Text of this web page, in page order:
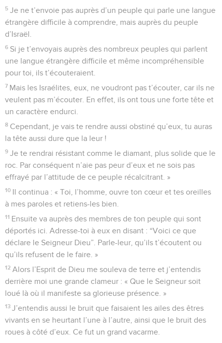
5 Je ne t’envoie pas auprès d’un peuple qui parle une langue
étrangère difficile à comprendre, mais auprès du peuple
d’Israël.
6 Si je t’envoyais auprès des nombreux peuples qui parlent
une langue étrangère difficile et même incompréhensible
pour toi, ils t’écouteraient.
7 Mais les Israélites, eux, ne voudront pas t’écouter, car ils ne
veulent pas m’écouter. En effet, ils ont tous une forte tête et
un caractère endurci.
8 Cependant, je vais te rendre aussi obstiné qu’eux, tu auras
la tête aussi dure que la leur !
9 Je te rendrai résistant comme le diamant, plus solide que le
roc. Par conséquent n’aie pas peur d’eux et ne sois pas
effrayé par l’attitude de ce peuple récalcitrant. »
10 Il continua : « Toi, l’homme, ouvre ton cœur et tes oreilles
à mes paroles et retiens-les bien.
11 Ensuite va auprès des membres de ton peuple qui sont
déportés ici. Adresse-toi à eux en disant : “Voici ce que
déclare le Seigneur Dieu”. Parle-leur, qu’ils t’écoutent ou
qu’ils refusent de le faire. »
12 Alors l’Esprit de Dieu me souleva de terre et j’entendis
derrière moi une grande clameur : « Que le Seigneur soit
loué là où il manifeste sa glorieuse présence. »
13 J’entendis aussi le bruit que faisaient les ailes des êtres
vivants en se heurtant l’une à l’autre, ainsi que le bruit des
roues à côté d’eux. Ce fut un grand vacarme.